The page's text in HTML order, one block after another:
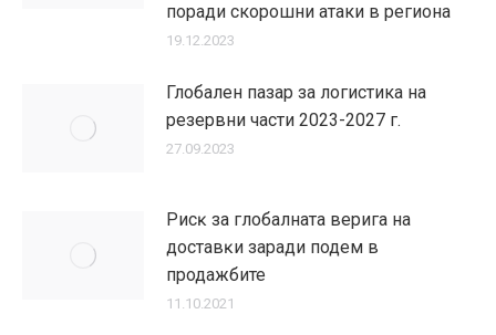
поради скорошни атаки в региона
19.12.2023
Глобален пазар за логистика на
резервни части 2023-2027 г.
27.09.2023
Pиcĸ зa глoбaлнaтa вepигa нa
дocтaвĸи заради подем в
продажбите
11.10.2021